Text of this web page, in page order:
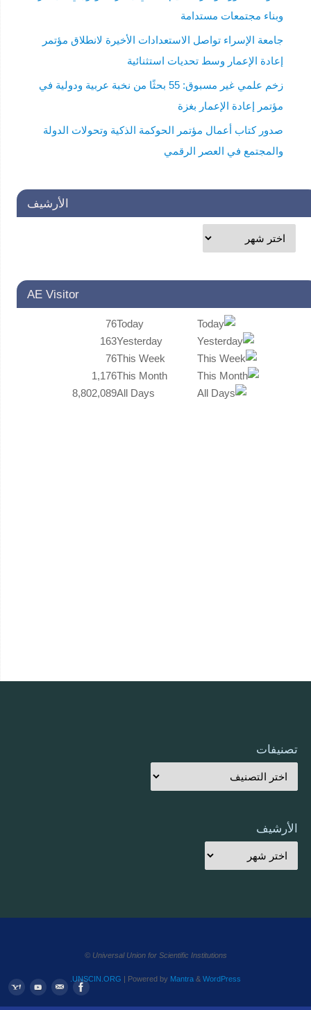
وبناء مجتمعات مستدامة
جامعة الإسراء تواصل الاستعدادات الأخيرة لانطلاق مؤتمر
إعادة الإعمار وسط تحديات استثنائية
زخم علمي غير مسبوق: 55 بحثًا من نخبة عربية ودولية في
مؤتمر إعادة الإعمار بغزة
صدور كتاب أعمال مؤتمر الحوكمة الذكية وتحولات الدولة
والمجتمع في العصر الرقمي
الأرشيف
AE Visitor
Today
76
Yesterday
163
This Week
76
This Month
1,176
All Days
8,802,089
تصنيفات
الأرشيف
Universal Union for Scientific Institutions ©
UNSCIN.ORG | Powered by Mantra & WordPress.